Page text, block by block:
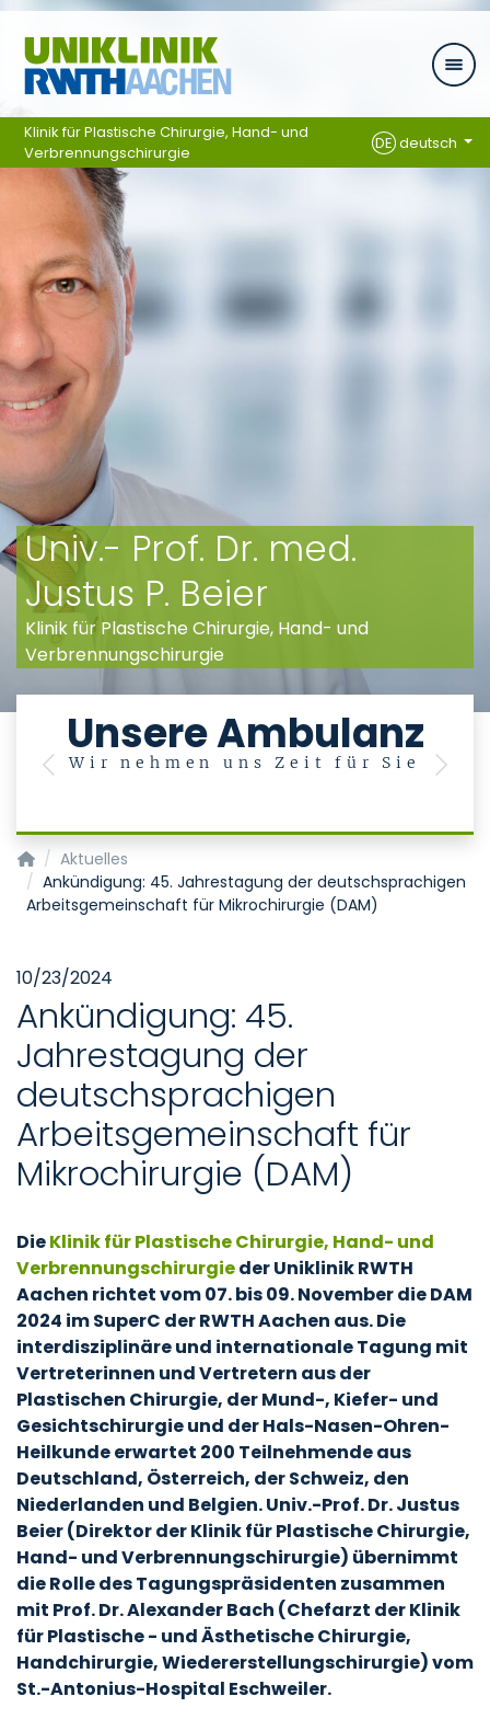
Ga naar navigatie
Univ.- Prof. Dr. med.
Justus P. Beier
Klinik für Plastische Chirurgie, Hand- und
Verbrennungschirurgie
Unsere Ambulanz
Wir nehmen uns Zeit für Sie
Previous Next
Klinik für Plastische Chirurgie, Hand- und
Verbrennungschirurgie
DEdeutsch
Klinik für Plastische Chirurgie, Hand- und
Aktuelles
Ankündigung: 45. Jahrestagung der deutschsprachigen
Arbeitsgemeinschaft für Mikrochirurgie (DAM)
10/23/2024
Ankündigung: 45.
Jahrestagung der
deutschsprachigen
Arbeitsgemeinschaft für
Mikrochirurgie (DAM)
DieKlinik für Plastische Chirurgie, Hand- und
Verbrennungschirurgieder Uniklinik RWTH
Aachen richtet vom 07. bis 09. November die DAM
2024 im SuperC der RWTH Aachen aus. Die
interdisziplinäre und internationale Tagung mit
Vertreterinnen und Vertretern aus der
Plastischen Chirurgie, der Mund-, Kiefer- und
Gesichtschirurgie und der Hals-Nasen-Ohren-
Heilkunde erwartet 200 Teilnehmende aus
Deutschland, Österreich, der Schweiz, den
Niederlanden und Belgien. Univ.-Prof. Dr. Justus
Beier (Direktor der Klinik für Plastische Chirurgie,
Hand- und Verbrennungschirurgie) übernimmt
die Rolle des Tagungspräsidenten zusammen
mit Prof. Dr. Alexander Bach (Chefarzt der Klinik
für Plastische - und Ästhetische Chirurgie,
Handchirurgie, Wiedererstellungschirurgie) vom
St.-Antonius-Hospital Eschweiler.